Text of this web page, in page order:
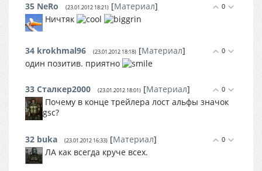
0
35 NeRo (23.01.2012 18:21) [Материал]
Ничтяк
0
34 krokhmal96 (23.01.2012 18:18) [Материал]
один позитив. приятно
0
33 Сталкер2000 (23.01.2012 18:01) [Материал]
Почему в конце трейлера лост альфы значок
gsc?
0
32 buka (23.01.2012 16:33) [Материал]
ЛА как всегда круче всех.